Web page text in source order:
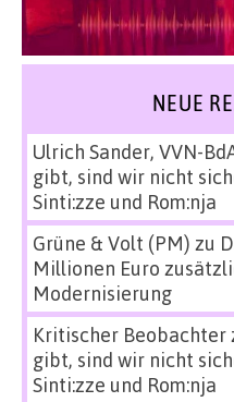
NEUE
Ulrich Sander, VVN-
gibt, sind wir nicht
Sinti:zze und Rom:nja
Grüne & Volt (PM) zu
Millionen Euro
Modernisierung
Kritischer Beobachter
gibt, sind wir nicht
Sinti:zze und Rom:nja